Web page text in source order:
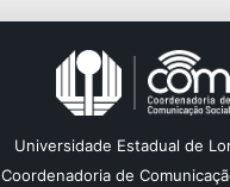
Universidade Estadual de
Coordenadoria de